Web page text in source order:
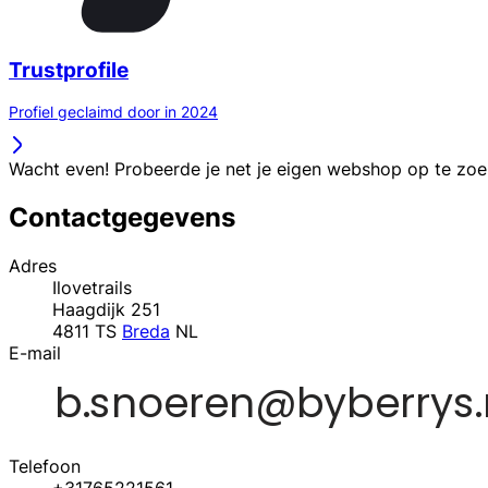
Trustprofile
Profiel geclaimd door in 2024
Wacht even! Probeerde je net je eigen webshop op te
Contactgegevens
Adres
Ilovetrails
Haagdijk 251
4811 TS Breda NL
E-mail
Telefoon